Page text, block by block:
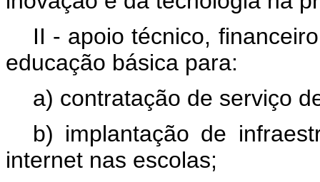
II - apoio técnico,
educação básica para:
a) contratação de serviço
b) implantação de
internet nas escolas;